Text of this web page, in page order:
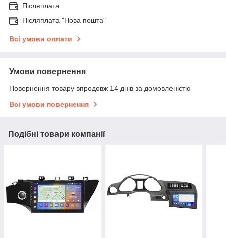
Післяплата
Післяплата "Нова пошта"
Всі умови оплати
Умови повернення
Повернення товару впродовж 14 днів за домовленістю
Всі умови повернення
Подібні товари компанії